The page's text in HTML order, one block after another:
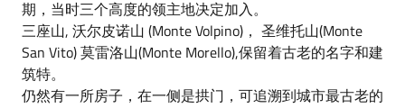
期，当时三个高度的领主地决定加入。
三座山, 沃尔皮诺山 (Monte Volpino)， 圣维托山(Monte
San Vito) 莫雷洛山(Monte Morello),保留着古老的名字和建
筑特。
仍然有一所房子，在一侧是拱门，可追溯到城市最古老的